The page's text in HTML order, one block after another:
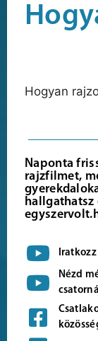
Hogyan
Naponta
rajzfilmet,
hallgathatsz
Nézd